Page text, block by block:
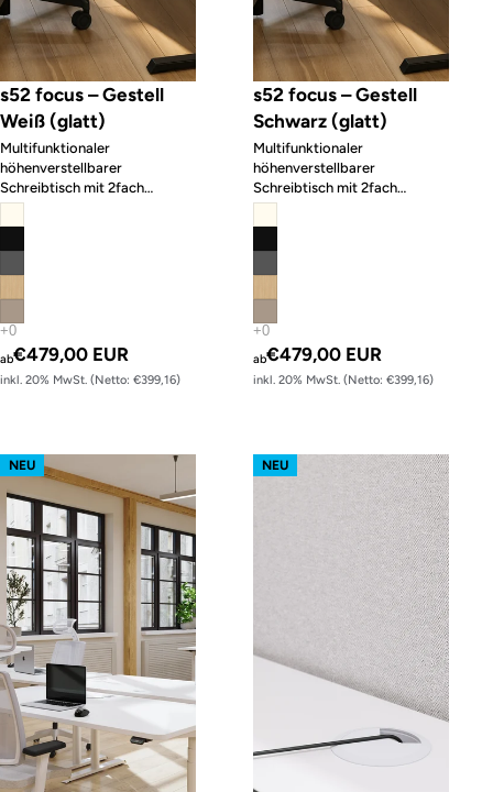
s52 focus – Gestell
Weiß (glatt)
Multifunktionaler
höhenverstellbarer
Schreibtisch mit 2fach
Memory-Funktion
ab€479,00 EUR
inkl. 20% MwSt. (Netto: €399,16)
s52 focus – Gestell
Schwarz (glatt)
Multifunktionaler
höhenverstellbarer
Schreibtisch mit 2fach
Memory-Funktion
ab€479,00 EUR
inkl. 20% MwSt. (Netto: €399,16)
s62 prime – Gestell Weiß (glatt)
NEU s62 prime – Gestell Schwarz
NEU